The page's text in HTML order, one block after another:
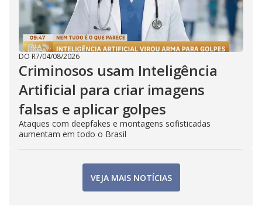
DO R7/04/08/2026
Criminosos usam Inteligência
Artificial para criar imagens
falsas e aplicar golpes
Ataques com deepfakes e montagens sofisticadas
aumentam em todo o Brasil
VEJA MAIS NOTÍCIAS